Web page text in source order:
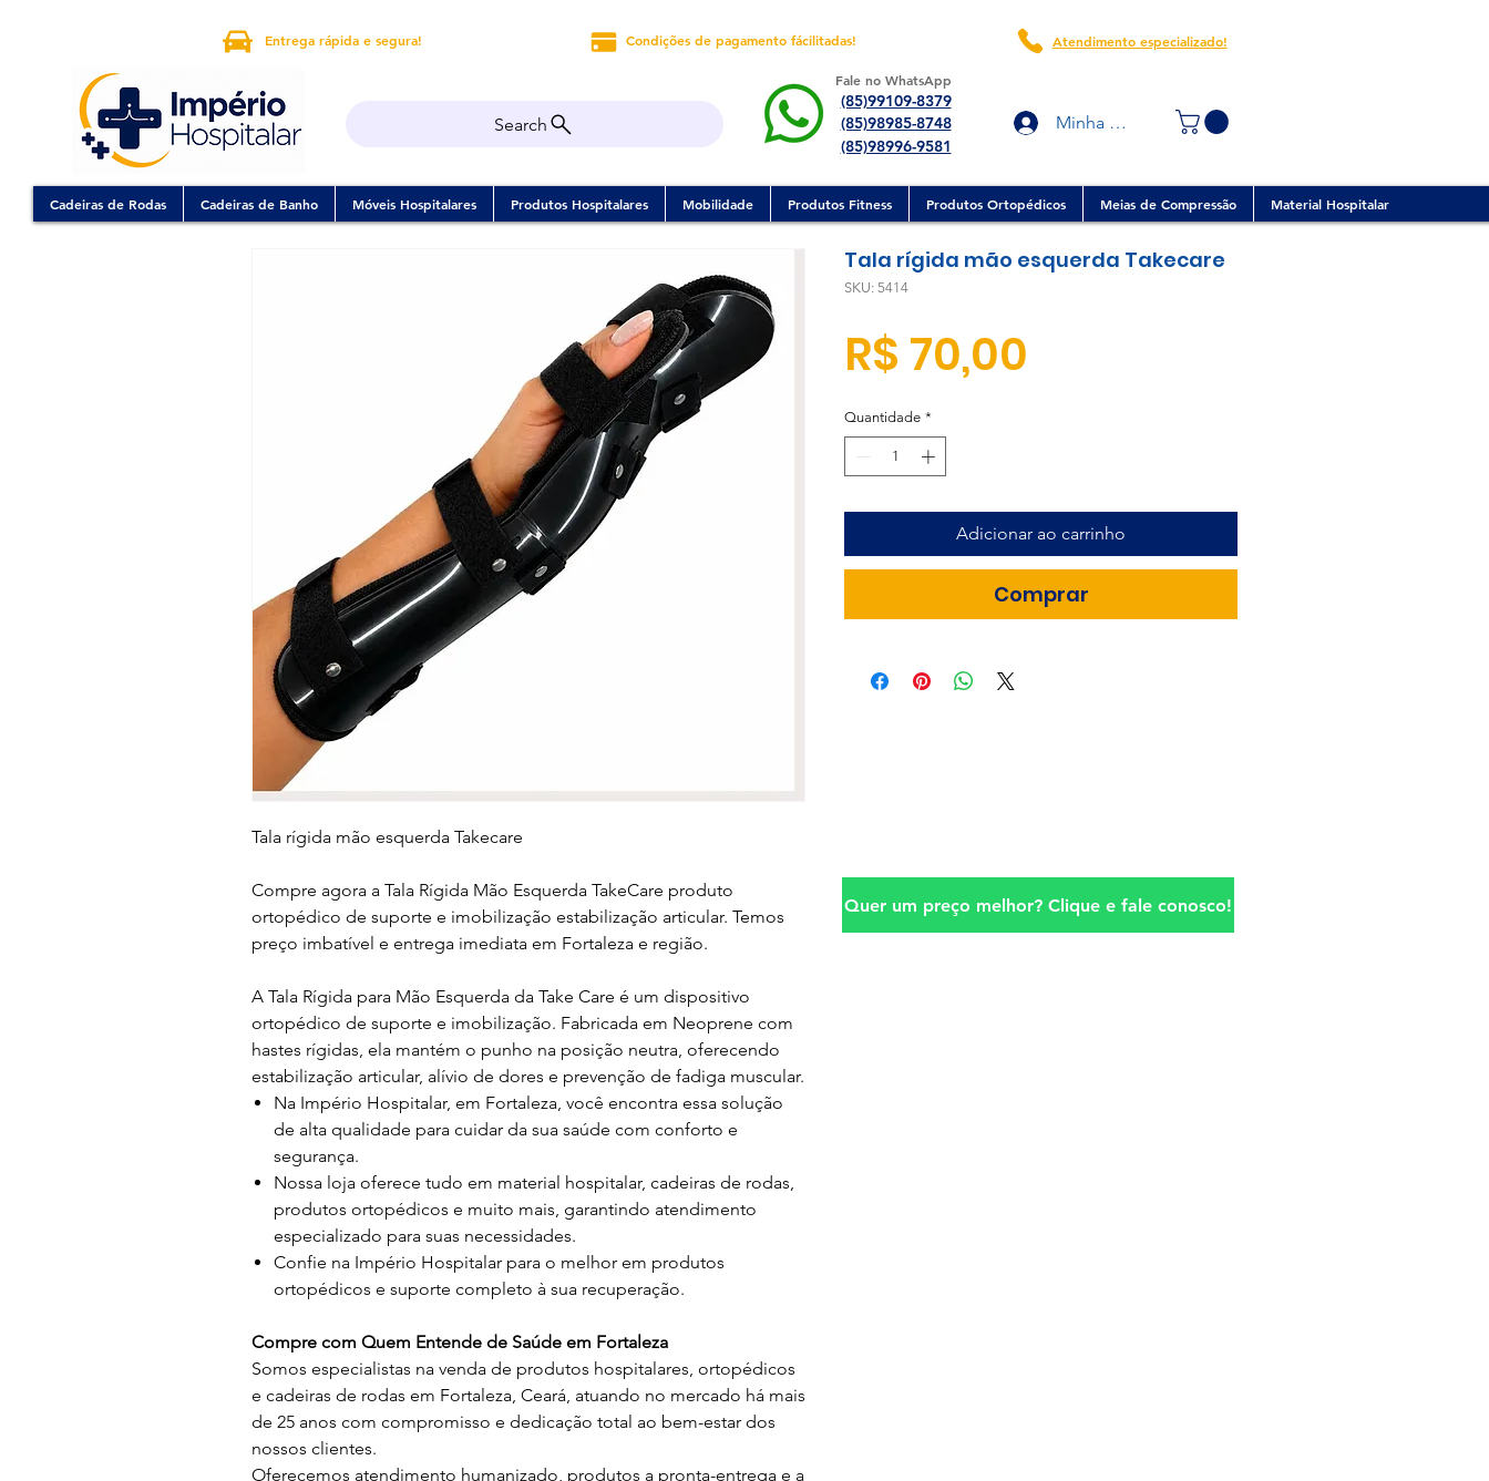
Entrega rápida e segura! Condições de pagamento fácilitadas! Atendimento especializado!
Search Minha conta
Fale no WhatsApp
(85)99109-8379
(85)98985-8748
(85)98996-9581
Cadeiras de Rodas Cadeiras de Banho Móveis Hospitalares Produtos Hospitalares Mobilidade Produtos Fitness Produtos Ortopédicos Meias de Compressão Material Hospitalar
Tala rígida mão esquerda Takecare
Compre agora a Tala Rígida Mão Esquerda TakeCare produto
ortopédico de suporte e imobilização estabilização articular. Temos
preço imbatível e entrega imediata em Fortaleza e região.
A Tala Rígida para Mão Esquerda da Take Care é um dispositivo
ortopédico de suporte e imobilização. Fabricada em Neoprene com
hastes rígidas, ela mantém o punho na posição neutra, oferecendo
estabilização articular, alívio de dores e prevenção de fadiga muscular.
Na Império Hospitalar, em Fortaleza, você encontra essa solução
de alta qualidade para cuidar da sua saúde com conforto e
segurança.
Nossa loja oferece tudo em material hospitalar, cadeiras de rodas,
produtos ortopédicos e muito mais, garantindo atendimento
especializado para suas necessidades.
Confie na Império Hospitalar para o melhor em produtos
ortopédicos e suporte completo à sua recuperação.
Compre com Quem Entende de Saúde em Fortaleza
Somos especialistas na venda de produtos hospitalares, ortopédicos
e cadeiras de rodas em Fortaleza, Ceará, atuando no mercado há mais
de 25 anos com compromisso e dedicação total ao bem-estar dos
nossos clientes.
Oferecemos atendimento humanizado, produtos a pronta-entrega e a
Tala rígida mão esquerda Takecare
SKU: 5414
R$ 70,00
Quantidade *
Adicionar ao carrinho
Comprar
Quer um preço melhor? Clique e fale conosco!